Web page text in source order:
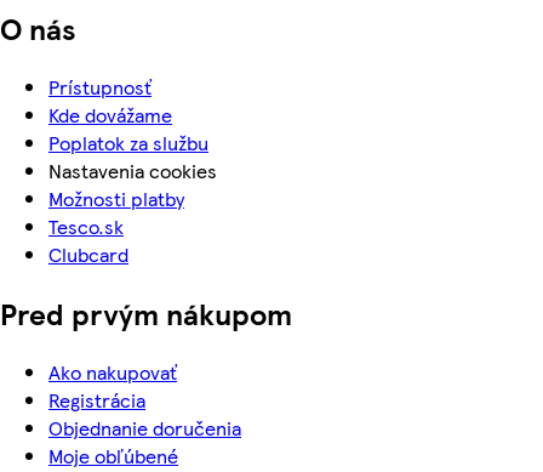
O nás
Prístupnosť
Kde dovážame
Poplatok za službu
Nastavenia cookies
Možnosti platby
Tesco.sk
Clubcard
Pred prvým nákupom
Ako nakupovať
Registrácia
Objednanie doručenia
Moje obľúbené